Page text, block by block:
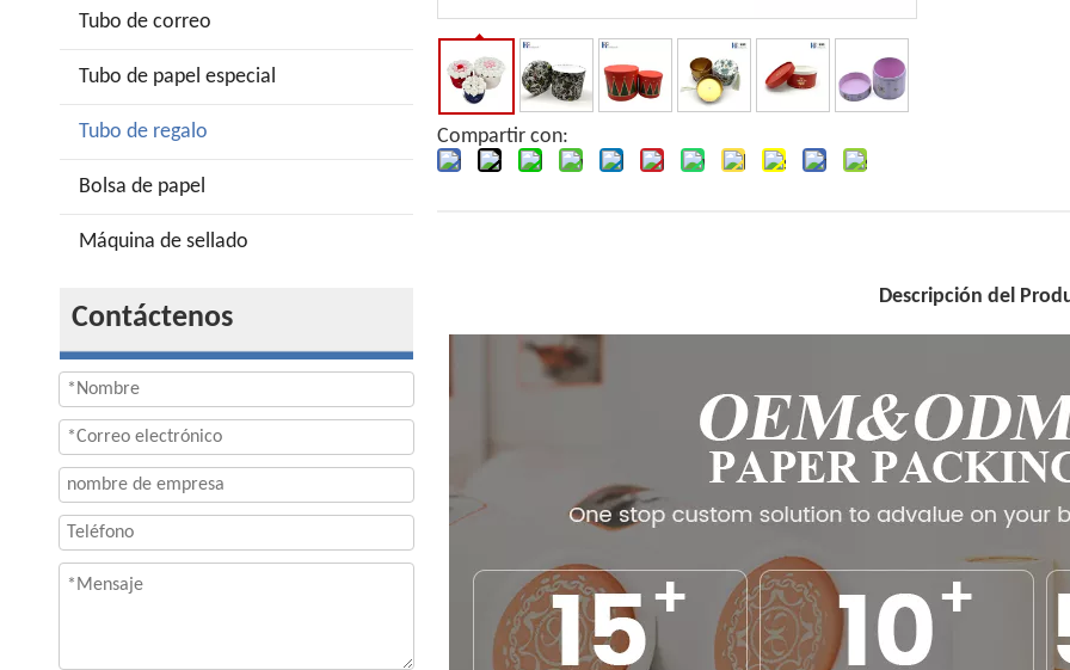
Tubo de correo
Tubo de papel especial
Tubo de regalo
Bolsa de papel
Máquina de sellado
Contáctenos
Compartir con:
Descripción del